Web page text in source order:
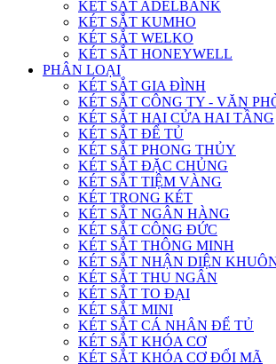
KÉT SẮT ADELBANK
KÉT SẮT KUMHO
KÉT SẮT WELKO
KÉT SẮT HONEYWELL
PHÂN LOẠI
KÉT SẮT GIA ĐÌNH
KÉT SẮT CÔNG TY - VĂN
KÉT SẮT HAI CỬA HAI TẦNG
KÉT SẮT ĐỂ TỦ
KÉT SẮT PHONG THỦY
KÉT SẮT ĐẶC CHỦNG
KÉT SẮT TIỆM VÀNG
KÉT TRONG KÉT
KÉT SẮT NGÂN HÀNG
KÉT SẮT CÔNG ĐỨC
KÉT SẮT THÔNG MINH
KÉT SẮT NHẬN DIỆN
KÉT SẮT THU NGÂN
KÉT SẮT TO ĐẠI
KÉT SẮT MINI
KÉT SẮT CÁ NHÂN ĐỂ TỦ
KÉT SẮT KHÓA CƠ
KÉT SẮT KHÓA CƠ ĐỔI MÃ